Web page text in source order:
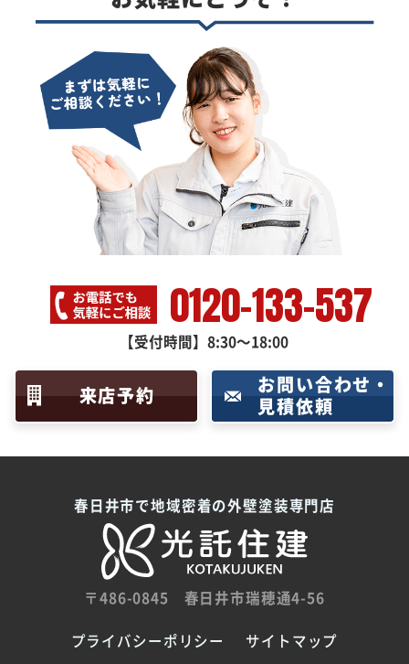
0120-133-537
【受付時間】8:30～18:00
来店予約
お問い合わせ・
見積依頼
春日井市で地域密着の外壁塗装専門店
〒486-0845 春日井市瑞穂通4-56
プライバシーポリシー サイトマップ